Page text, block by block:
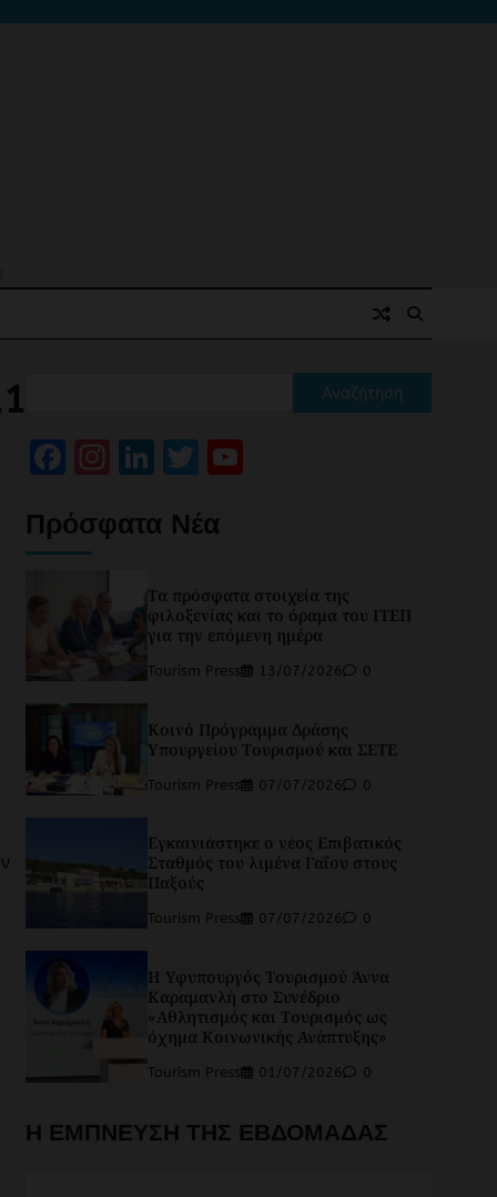
Αναζήτηση
Facebook
Instagram
LinkedIn
Twitter
Πρόσφατα Νέα
Τα πρόσφατα στοιχεία της
φιλοξενίας και το όραμα του ΙΤΕΠ
για την επόμενη ημέρα
Tourism Press 13/07/2026 0
Κοινό Πρόγραμμα Δράσης
Υπουργείου Τουρισμού και ΣΕΤΕ
Tourism Press 07/07/2026 0
Εγκαινιάστηκε ο νέος Επιβατικός
Σταθμός του λιμένα Γαΐου στους
Παξούς
Tourism Press 07/07/2026 0
Η Υφυπουργός Τουρισμού Άννα
Καραμανλή στο Συνέδριο
«Αθλητισμός και Τουρισμός ως
όχημα Κοινωνικής Ανάπτυξης»
Tourism Press 01/07/2026 0
Η ΕΜΠΝΕΥΣΗ ΤΗΣ ΕΒΔΟΜΑΔΑΣ